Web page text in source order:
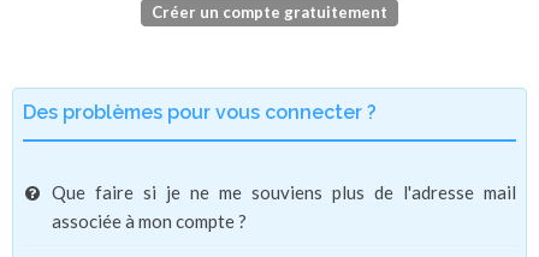
Créer un compte gratuitement
Des problèmes pour vous connecter ?
Que faire si je ne me souviens plus de l'adresse mail
associée à mon compte ?